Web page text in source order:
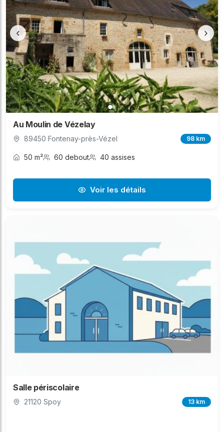
‹ ›
Au Moulin de Vézelay
89450 Fontenay-près-Vézel 98 km
50 m² 60 debout 40 assises
Voir les détails
Salle périscolaire
21120 Spoy 13 km